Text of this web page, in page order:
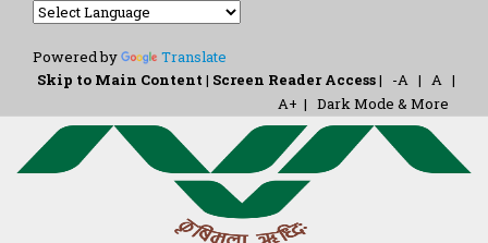
Powered by
Translate
Skip to Main Content | Screen Reader Access| -A | A |
A+ | Dark Mode & More